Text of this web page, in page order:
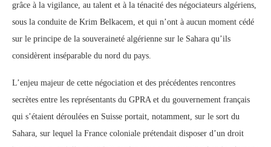
grâce à la vigilance, au talent et à la ténacité des négociateurs algériens,
sous la conduite de Krim Belkacem, et qui n’ont à aucun moment cédé
sur le principe de la souveraineté algérienne sur le Sahara qu’ils
considèrent inséparable du nord du pays.
L’enjeu majeur de cette négociation et des précédentes rencontres
secrètes entre les représentants du GPRA et du gouvernement français
qui s’étaient déroulées en Suisse portait, notamment, sur le sort du
Sahara, sur lequel la France coloniale prétendait disposer d’un droit